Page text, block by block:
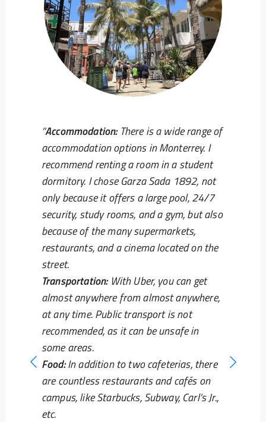
Accommodation:There is a wide range of
accommodation options in Monterrey. I
recommend renting a room in a student
dormitory. I chose Garza Sada 1892, not
only because it offers a large pool, 24/7
security, study rooms, and a gym, but also
because of the many supermarkets,
restaurants, and a cinema located on the
street.
Transportation:With Uber, you can get
almost anywhere from almost anywhere,
at any time. Public transport is not
recommended, as it can be unsafe in
some areas.
Food:In addition to two cafeterias, there
are countless restaurants and cafés on
campus, like Starbucks, Subway, Carl’s Jr.,
etc.